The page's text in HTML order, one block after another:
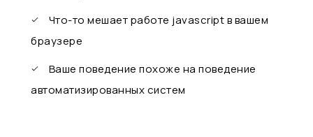
Что-то мешает работе javascript в вашем
браузере
Ваше поведение похоже на поведение
автоматизированных систем